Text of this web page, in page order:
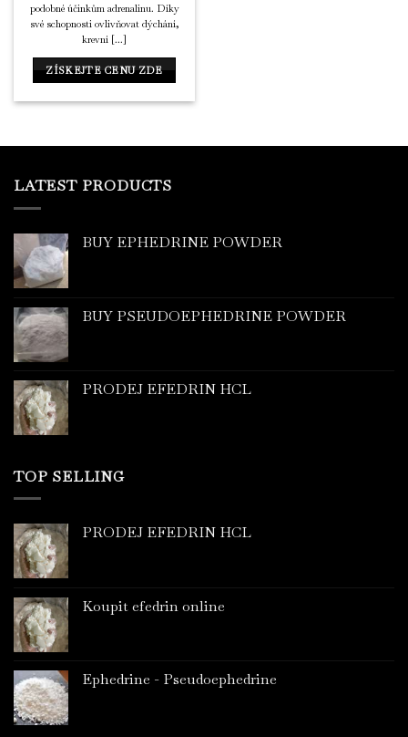
podobné účinkům adrenalinu. Díky
své schopnosti ovlivňovat dýchání,
krevní [...]
ZÍSKEJTE CENU ZDE
LATEST PRODUCTS
BUY EPHEDRINE POWDER
BUY PSEUDOEPHEDRINE POWDER
PRODEJ EFEDRIN HCL
TOP SELLING
PRODEJ EFEDRIN HCL
Koupit efedrin online
Ephedrine - Pseudoephedrine